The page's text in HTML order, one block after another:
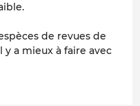
de revues de
y a mieux à faire avec